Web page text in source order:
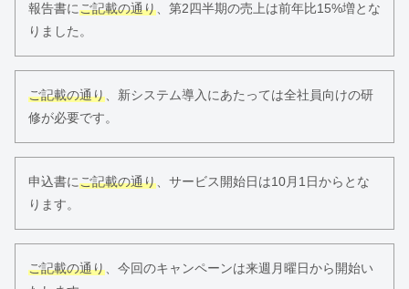
報告書にご記載の通り、第2四半期の売上は前年比15%増とな
りました。
ご記載の通り、新システム導入にあたっては全社員向けの研
修が必要です。
申込書にご記載の通り、サービス開始日は10月1日からとな
ります。
ご記載の通り、今回のキャンペーンは来週月曜日から開始い